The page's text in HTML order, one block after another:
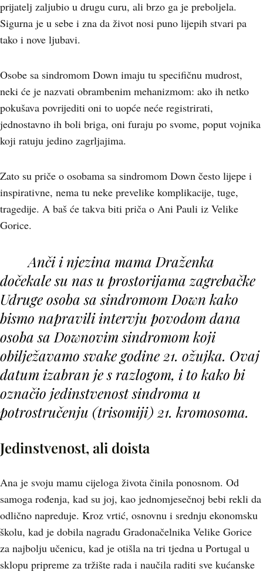
prijatelj zaljubio u drugu curu, ali brzo ga je preboljela.
Sigurna je u sebe i zna da život nosi puno lijepih stvari pa
tako i nove ljubavi.
Osobe sa sindromom Down imaju tu specifičnu mudrost,
neki će je nazvati obrambenim mehanizmom: ako ih netko
pokušava povrijediti oni to uopće neće registrirati,
jednostavno ih boli briga, oni furaju po svome, poput vojnika
koji ratuju jedino zagrljajima.
Zato su priče o osobama sa sindromom Down često lijepe i
inspirativne, nema tu neke prevelike komplikacije, tuge,
tragedije. A baš će takva biti priča o Ani Pauli iz Velike
Gorice.
Anči i njezina mama Draženka
dočekale su nas u prostorijama zagrebačke
Udruge osoba sa sindromom Down kako
bismo napravili intervju povodom dana
osoba sa Downovim sindromom koji
obilježavamo svake godine 21. ožujka. Ovaj
datum izabran je s razlogom, i to kako bi
označio jedinstvenost sindroma u
potrostručenju (trisomiji) 21. kromosoma.
Jedinstvenost, ali doista
Ana je svoju mamu cijeloga života činila ponosnom. Od
samoga rođenja, kad su joj, kao jednomjesečnoj bebi rekli da
odlično napreduje. Kroz vrtić, osnovnu i srednju ekonomsku
školu, kad je dobila nagradu Gradonačelnika Velike Gorice
za najbolju učenicu, kad je otišla na tri tjedna u Portugal u
sklopu pripreme za tržište rada i naučila raditi sve kućanske